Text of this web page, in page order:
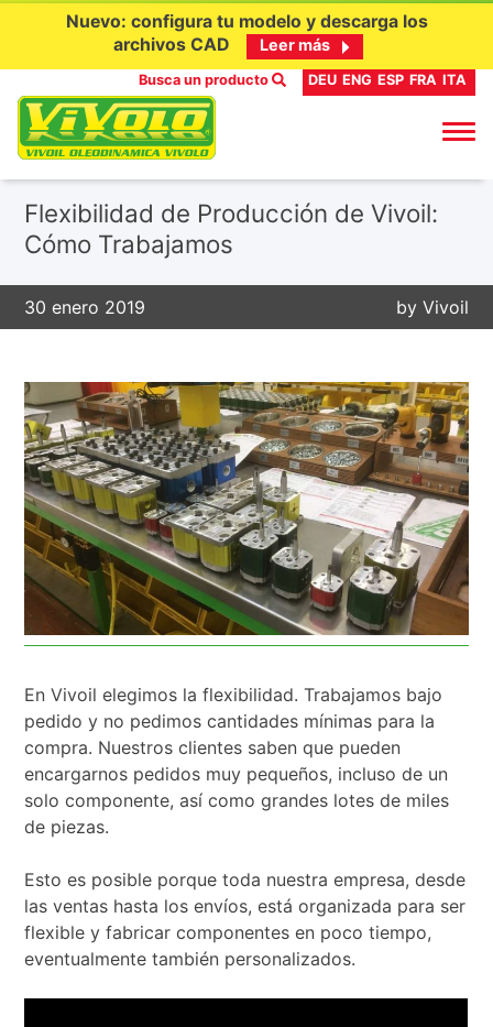
contenido
Nuevo: configura tu modelo y descarga los
archivos CAD
Leer más
Busca un producto DEU ENG ESP FRA ITA
Flexibilidad de Producción de Vivoil:
Cómo Trabajamos
30 enero 2019 by Vivoil
En Vivoil elegimos la flexibilidad. Trabajamos bajo
pedido y no pedimos cantidades mínimas para la
compra. Nuestros clientes saben que pueden
encargarnos pedidos muy pequeños, incluso de un
solo componente, así como grandes lotes de miles
de piezas.
Esto es posible porque toda nuestra empresa, desde
las ventas hasta los envíos, está organizada para ser
flexible y fabricar componentes en poco tiempo,
eventualmente también personalizados.